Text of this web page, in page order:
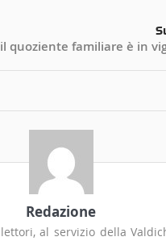
quoziente familiare è in
Redazione
al servizio della